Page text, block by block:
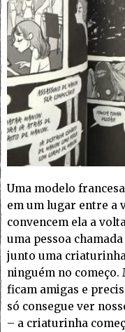
Uma modelo
em um lugar entre a
convencem ela a
uma pessoa
junto uma
ninguém no começo.
ficam amigas e
só consegue ver
– a criaturinha